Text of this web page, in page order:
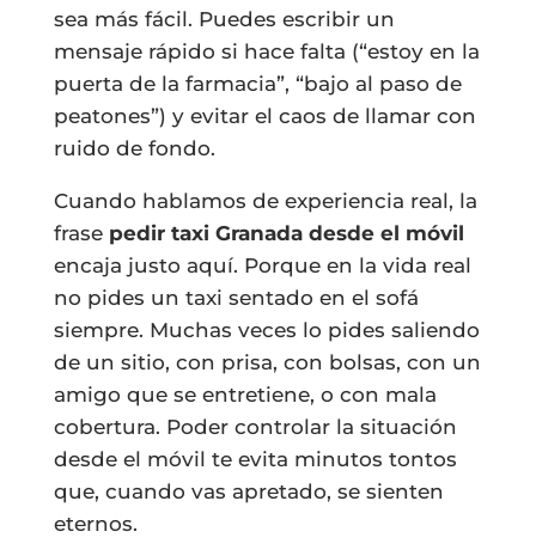
sea más fácil. Puedes escribir un
mensaje rápido si hace falta (“estoy en la
puerta de la farmacia”, “bajo al paso de
peatones”) y evitar el caos de llamar con
ruido de fondo.
Cuando hablamos de experiencia real, la
frase pedir taxi Granada desde el móvil
encaja justo aquí. Porque en la vida real
no pides un taxi sentado en el sofá
siempre. Muchas veces lo pides saliendo
de un sitio, con prisa, con bolsas, con un
amigo que se entretiene, o con mala
cobertura. Poder controlar la situación
desde el móvil te evita minutos tontos
que, cuando vas apretado, se sienten
eternos.